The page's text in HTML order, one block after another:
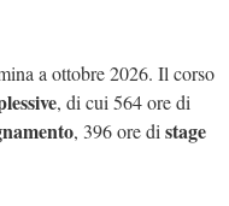
a ottobre 2026. Il corso
, di cui 564 ore di
, 396 ore di stage